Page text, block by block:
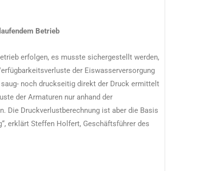
Betrieb
erfolgen, es musste sichergestellt werden,
der Eiswasserversorgung
noch druckseitig direkt der Druck ermittelt
der Armaturen nur anhand der
Die Druckverlustberechnung ist aber die Basis
erklärt Steffen Holfert, Geschäftsführer des